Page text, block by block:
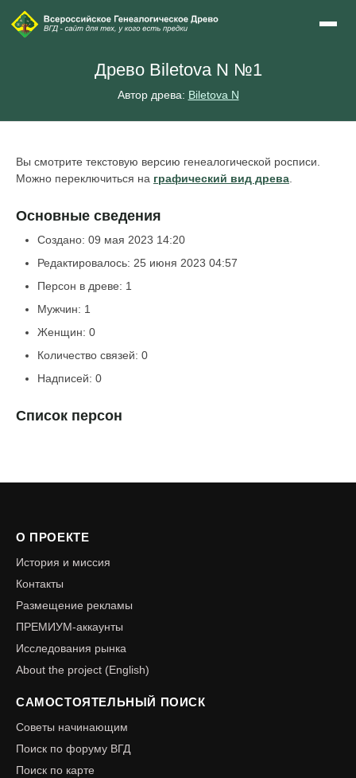
Древо Biletova N №1
Автор древа: Biletova N
Вы смотрите текстовую версию генеалогической росписи.
Можно переключиться на графический вид древа
Основные сведения
Создано: 09 мая 2023 14:20
Редактировалось: 25 июня 2023 04:57
Персон в древе: 1
Мужчин: 1
Женщин: 0
Количество связей: 0
Надписей: 0
Список персон
О ПРОЕКТЕ
История и миссия
Контакты
Размещение рекламы
ПРЕМИУМ-аккаунты
Исследования рынка
About the project (English)
САМОСТОЯТЕЛЬНЫЙ ПОИСК
Советы начинающим
Поиск по форуму ВГД
Поиск по карте